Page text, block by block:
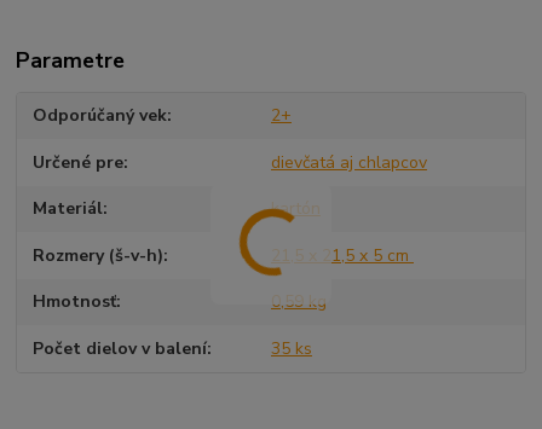
Parametre
Odporúčaný vek 2+
Určené pre dievčatá aj chlapcov
Materiál kartón
Rozmery (š-v-h) 21,5 x 21,5 x 5 cm
Hmotnosť 0,59 kg
Počet dielov v balení 35 ks